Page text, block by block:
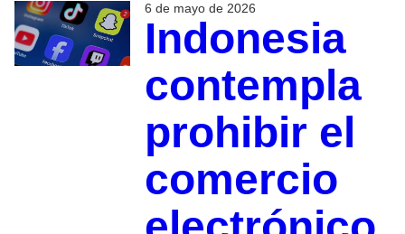
6 de mayo de 2026
Indonesia
contempla
prohibir el
comercio